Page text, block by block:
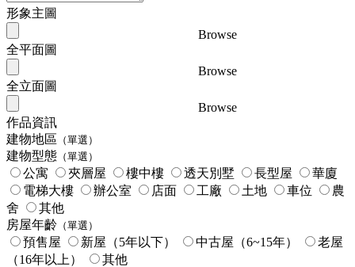
形象主圖
Browse
全平面圖
Browse
全立面圖
Browse
作品資訊
建物地區 （單選）
建物型態 （單選）
公寓 夾層屋 樓中樓 透天別墅 長型屋
華廈
電梯大樓
辦公室 店面 工廠 土地 車位
農
舍
其他
房屋年齡 （單選）
預售屋 新屋（5年以下） 中古屋（6~15年）
老屋
（16年以上）
其他